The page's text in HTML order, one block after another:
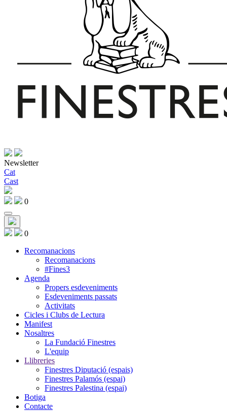
Newsletter
Cat
Cast
0
0
Recomanacions
Recomanacions
#Fines3
Agenda
Propers esdeveniments
Esdeveniments passats
Activitats
Cicles i Clubs de Lectura
Manifest
Nosaltres
La Fundació Finestres
L'equip
Llibreries
Finestres Diputació (espais)
Finestres Palamós (espai)
Finestres Palestina (espai)
Botiga
Contacte